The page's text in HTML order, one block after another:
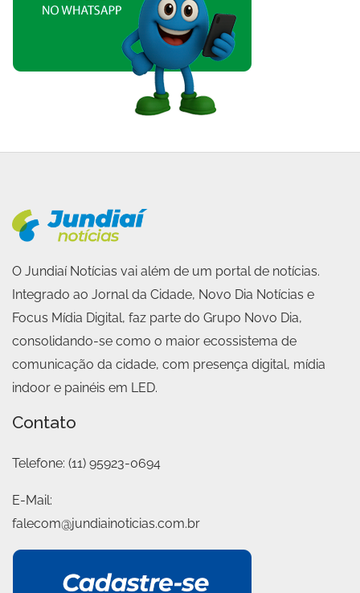
O Jundiaí Notícias vai além de um portal de notícias.
Integrado ao Jornal da Cidade, Novo Dia Notícias e
Focus Mídia Digital, faz parte do Grupo Novo Dia,
consolidando-se como o maior ecossistema de
comunicação da cidade, com presença digital, mídia
indoor e painéis em LED.
Contato
Telefone: (11) 95923-0694
E-Mail:
falecom@jundiainoticias.com.br